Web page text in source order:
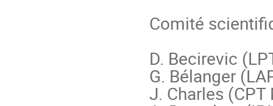
Comité
D. Becirevic
G. Bélanger
J. Charles